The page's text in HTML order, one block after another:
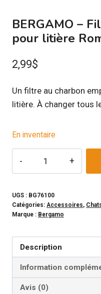
BERGAMO –
pour litière
2,99$
Un filtre au charbon
litière. À changer tous
En inventaire
-
Filtre
charbon
pour
litière
Roméo
UGS : BG76100
Catégories: Accessoires,
Marque : Bergamo
Description
Information
Avis (0)